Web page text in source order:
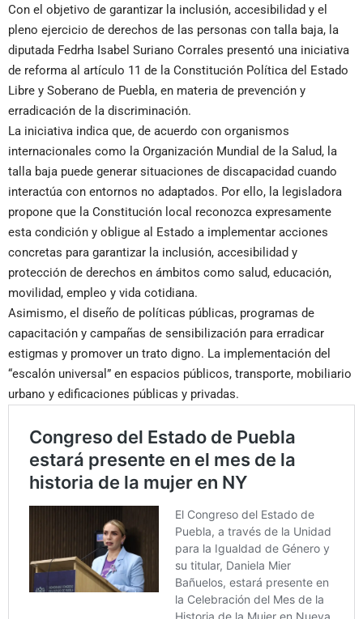
Con el objetivo de garantizar la inclusión, accesibilidad y el
pleno ejercicio de derechos de las personas con talla baja, la
diputada Fedrha Isabel Suriano Corrales presentó una iniciativa
de reforma al artículo 11 de la Constitución Política del Estado
Libre y Soberano de Puebla, en materia de prevención y
erradicación de la discriminación.
La iniciativa indica que, de acuerdo con organismos
internacionales como la Organización Mundial de la Salud, la
talla baja puede generar situaciones de discapacidad cuando
interactúa con entornos no adaptados. Por ello, la legisladora
propone que la Constitución local reconozca expresamente
esta condición y obligue al Estado a implementar acciones
concretas para garantizar la inclusión, accesibilidad y
protección de derechos en ámbitos como salud, educación,
movilidad, empleo y vida cotidiana.
Asimismo, el diseño de políticas públicas, programas de
capacitación y campañas de sensibilización para erradicar
estigmas y promover un trato digno. La implementación del
“escalón universal” en espacios públicos, transporte, mobiliario
urbano y edificaciones públicas y privadas.